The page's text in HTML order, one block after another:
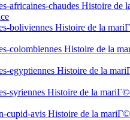
africaines-chaudes Histoire de
boliviennes Histoire de la
colombiennes Histoire de la
egyptiennes Histoire de la
syriennes Histoire de la
cupid-avis Histoire de la